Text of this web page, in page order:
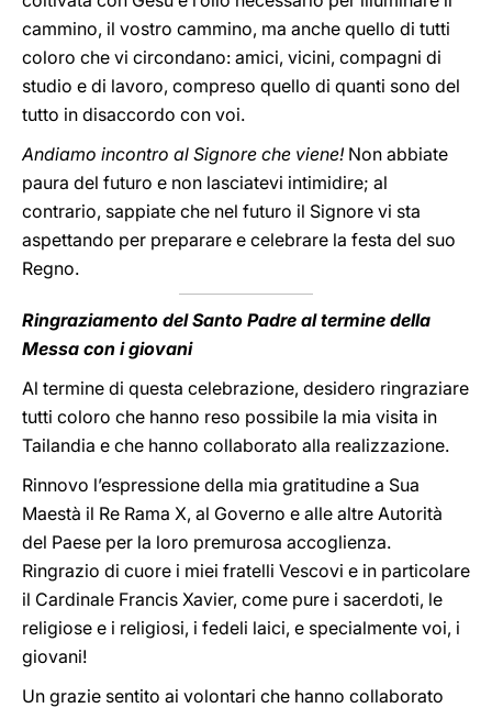
cammino, il vostro cammino, ma anche quello di tutti
coloro che vi circondano: amici, vicini, compagni di
studio e di lavoro, compreso quello di quanti sono del
tutto in disaccordo con voi.
Andiamo incontro al Signore che viene!Non abbiate
paura del futuro e non lasciatevi intimidire; al
contrario, sappiate che nel futuro il Signore vi sta
aspettando per preparare e celebrare la festa del suo
Regno.
Ringraziamento del Santo Padre al termine della
Messa con i giovani
Al termine di questa celebrazione, desidero ringraziare
tutti coloro che hanno reso possibile la mia visita in
Tailandia e che hanno collaborato alla realizzazione.
Rinnovo l’espressione della mia gratitudine a Sua
Maestà il Re Rama X, al Governo e alle altre Autorità
del Paese per la loro premurosa accoglienza.
Ringrazio di cuore i miei fratelli Vescovi e in particolare
il Cardinale Francis Xavier, come pure i sacerdoti, le
religiose e i religiosi, i fedeli laici, e specialmente voi, i
giovani!
Un grazie sentito ai volontari che hanno collaborato